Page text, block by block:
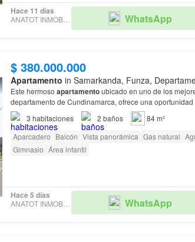
Hace 11 días
ANATOT INMOBILIARIA WhatsApp
$ 380.000.000
Apartamento in Samarkanda, Funza,
Este hermoso apartamentoubicado en uno de los
departamento de Cundinamarca, ofrece una oportunidad
si estás buscando un lugar ideal para vivir en un
3 habitaciones 2 baños
84 m²
Aparcadero Balcón Vista panorámica Gas natural
Gimnasio Área infantil
Hace 5 días
ANATOT INMOBILIARIA WhatsApp